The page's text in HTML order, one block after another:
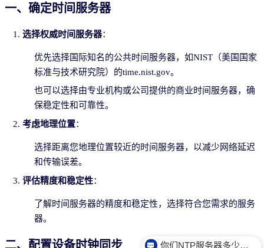
一、确定时间服务器
选择权威时间服务器：
优先选择国际知名的公共时间服务器，如NIST（美国国家
标准与技术研究院）的time.nist.gov。
也可以选择由专业机构或公司提供的商业时间服务器，确
保稳定性和可靠性。
考虑地理位置：
选择距离您地理位置较近的时间服务器，以减少网络延迟
和传输误差。
评估精度和稳定性：
了解时间服务器的精度和稳定性，选择符合您需求的服务
器。
二、配置设备时钟同步